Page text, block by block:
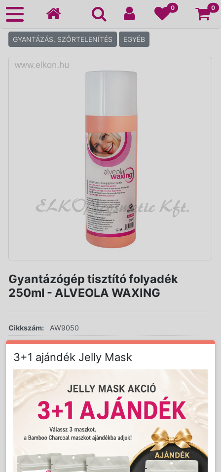
0 0
GYANTÁZÁS, SZŐRTELENÍTÉS EGYÉB
Gyantázógép tisztító folyadék
250ml - ALVEOLA WAXING
Cikkszám:
AW9050
Súly:
0.25 kg
LAKOSSÁGI ÁR (BRUTTÓ)
2 999 Ft
Jutalom: 60 pont
Kedvencnek jelöl
3+1 ajándék Jelly Mask